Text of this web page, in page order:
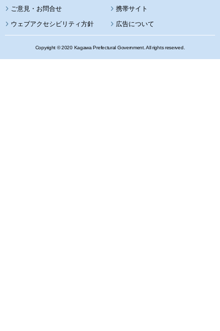
携帯サイト
ウェブアクセシビリティ方針 広告について
Copyright © 2020 Kagawa Prefectural Government. All rights reserved.